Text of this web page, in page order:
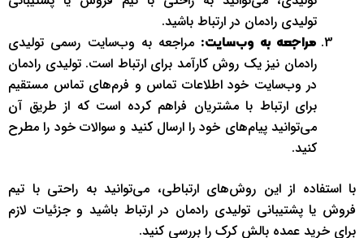
تولیدی رادمان در ارتباط باشید.
مراجعه به وب‌سایت: مراجعه به وب‌سایت رسمی تولیدی
رادمان نیز یک روش کارآمد برای ارتباط است. تولیدی رادمان
در وب‌سایت‌ خود اطلاعات تماس و فرم‌های تماس مستقیم
برای ارتباط با مشتریان فراهم کرده است که از طریق آن
می‌توانید پیام‌های خود را ارسال کنید و سوالات خود را مطرح
کنید.
با استفاده از این روش‌های ارتباطی، می‌توانید به راحتی با تیم
فروش یا پشتیبانی تولیدی رادمان در ارتباط باشید و جزئیات لازم
برای خرید عمده بالش کرک را بررسی کنید.